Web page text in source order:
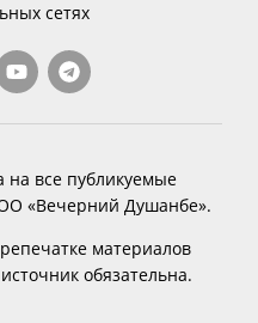
сетях
все публикуемые
«Вечерний Душанбе».
материалов
обязательна.